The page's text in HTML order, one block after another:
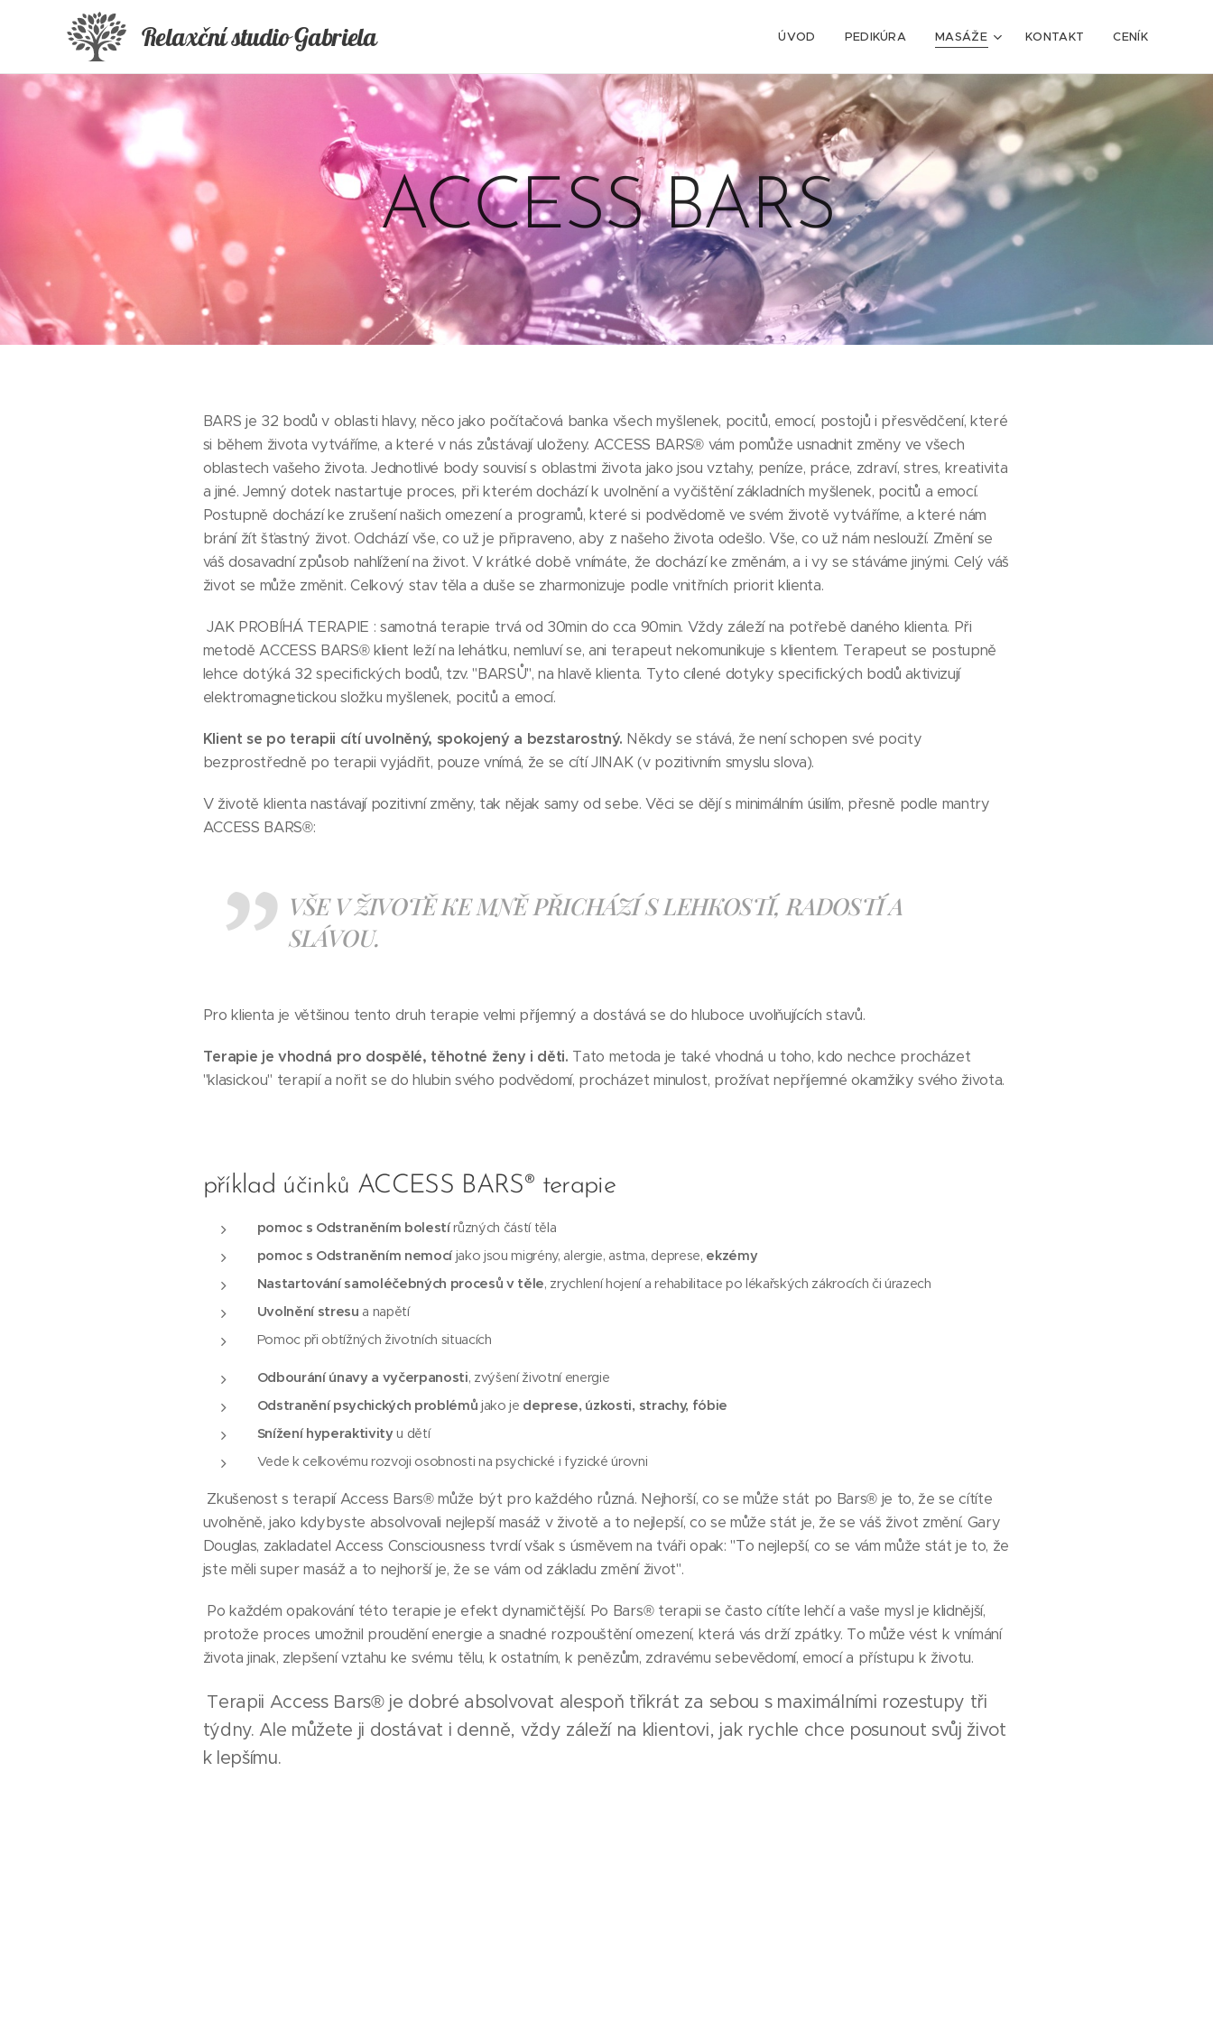
Relaxční studio Gabriela ÚVOD PEDIKÚRA MASÁŽE KONTAKT CENÍK
ACCESS BARS
BARS je 32 bodů v oblasti hlavy, něco jako počítačová banka všech myšlenek, pocitů, emocí, postojů i přesvědčení, které
si během života vytváříme, a které v nás zůstávají uloženy. ACCESS BARS® vám pomůže usnadnit změny ve všech
oblastech vašeho života. Jednotlivé body souvisí s oblastmi života jako jsou vztahy, peníze, práce, zdraví, stres, kreativita
a jiné. Jemný dotek nastartuje proces, při kterém dochází k uvolnění a vyčištění základních myšlenek, pocitů a emocí.
Postupně dochází ke zrušení našich omezení a programů, které si podvědomě ve svém životě vytváříme, a které nám
brání žít šťastný život. Odchází vše, co už je připraveno, aby z našeho života odešlo. Vše, co už nám neslouží. Změní se
váš dosavadní způsob nahlížení na život. V krátké době vnímáte, že dochází ke změnám, a i vy se stáváme jinými. Celý váš
život se může změnit. Celkový stav těla a duše se zharmonizuje podle vnitřních priorit klienta.
JAK PROBÍHÁ TERAPIE : samotná terapie trvá od 30min do cca 90min. Vždy záleží na potřebě daného klienta. Při
metodě ACCESS BARS® klient leží na lehátku, nemluví se, ani terapeut nekomunikuje s klientem. Terapeut se postupně
lehce dotýká 32 specifických bodů, tzv. "BARSŮ", na hlavě klienta. Tyto cílené dotyky specifických bodů aktivizují
elektromagnetickou složku myšlenek, pocitů a emocí.
Klient se po terapii cítí uvolněný, spokojený a bezstarostný. Někdy se stává, že není schopen své pocity
bezprostředně po terapii vyjádřit, pouze vnímá, že se cítí JINAK (v pozitivním smyslu slova).
V životě klienta nastávají pozitivní změny, tak nějak samy od sebe. Věci se dějí s minimálním úsilím, přesně podle mantry
ACCESS BARS®:
VŠE V ŽIVOTĚ KE MNĚ PŘICHÁZÍ S LEHKOSTÍ, RADOSTÍ A
SLÁVOU.
Pro klienta je většinou tento druh terapie velmi příjemný a dostává se do hluboce uvolňujících stavů.
Terapie je vhodná pro dospělé, těhotné ženy i děti. Tato metoda je také vhodná u toho, kdo nechce procházet
"klasickou" terapií a nořit se do hlubin svého podvědomí, procházet minulost, prožívat nepříjemné okamžiky svého života.
příklad účinků ACCESS BARS® terapie
pomoc s Odstraněním bolestírůzných částí těla
pomoc s Odstraněním nemocíjako jsou migrény, alergie, astma, deprese, ekzémy
Nastartování samoléčebných procesů v těle, zrychlení hojení a rehabilitace po lékařských zákrocích či úrazech
Uvolnění stresu a napětí
Pomoc při obtížných životních situacích
Odbourání únavy a vyčerpanosti, zvýšení životní energie
Odstranění psychických problémů jako je deprese, úzkosti, strachy, fóbie
Snížení hyperaktivityu dětí
Vede k celkovému rozvoji osobnosti na psychické i fyzické úrovni
Zkušenost s terapií Access Bars® může být pro každého různá. Nejhorší, co se může stát po Bars® je to, že se cítíte
uvolněně, jako kdybyste absolvovali nejlepší masáž v životě a to nejlepší, co se může stát je, že se váš život změní. Gary
Douglas, zakladatel Access Consciousness tvrdí však s úsměvem na tváři opak: "To nejlepší, co se vám může stát je to, že
jste měli super masáž a to nejhorší je, že se vám od základu změní život".
Po každém opakování této terapie je efekt dynamičtější. Po Bars® terapii se často cítíte lehčí a vaše mysl je klidnější,
protože proces umožnil proudění energie a snadné rozpouštění omezení, která vás drží zpátky. To může vést k vnímání
života jinak, zlepšení vztahu ke svému tělu, k ostatním, k penězům, zdravému sebevědomí, emocí a přístupu k životu.
Terapii Access Bars® je dobré absolvovat alespoň třikrát za sebou s maximálními rozestupy tři
týdny. Ale můžete ji dostávat i denně, vždy záleží na klientovi, jak rychle chce posunout svůj život
k lepšímu.